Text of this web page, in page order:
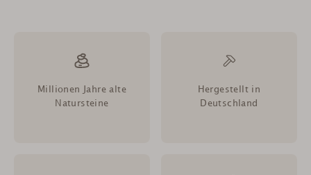
Millionen Jahre alte
Natursteine
Hergestellt in
Deutschland